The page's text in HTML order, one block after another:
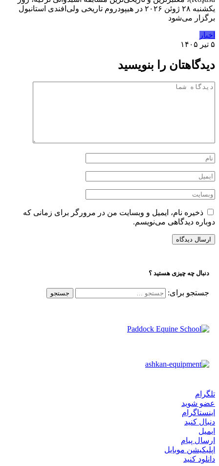
یکشنبه ۲۸ ژوئن ۲۰۲۶ در هیپودروم تاریخی ولی‌افندی استانبول
برگزار می‌شود
اخبار
۵ تیر ۱۴۰۵
دیدگاهتان را بنویسید
ذخیره نام، ایمیل و وبسایت من در مرورگر برای زمانی که
دوباره دیدگاهی می‌نویسم.
دنبال چه چیزی هستید ؟
جستجو برای:
تلگرام
عضو شوید
اینستاگرام
دنبال کنید
ایمیل
ارسال پیام
اپلیکیشن موبایل
دانلود کنید